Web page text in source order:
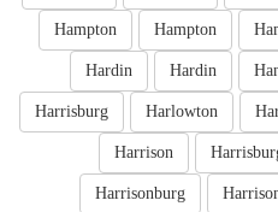
Hampton
Hampton
Hardin
Hardin
Harlowton
Harrisburg
Harrison
Harrisonburg